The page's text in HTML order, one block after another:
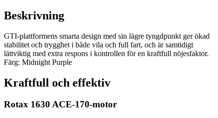
Beskrivning
GTI-plattformens smarta design med sin lägre tyngdpunkt ger ökad
stabilitet och trygghet i både vila och full fart, och är samtidigt
lättviktig med extra respons i kontrollen för en kraftfull nöjesfaktor.
Färg: Midnight Purple
Kraftfull och effektiv
Rotax 1630 ACE-170-motor